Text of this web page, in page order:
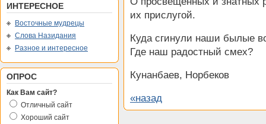
ИНТЕРЕСНОЕ
Восточные мудрецы
Слова Назидания
Разное и интересное
ОПРОС
Как Вам сайт?
Отличный сайт
Хороший сайт
их прислугой.
Куда сгинули наши былые
Где наш радостный смех?
Кунанбаев, Норбеков
«назад